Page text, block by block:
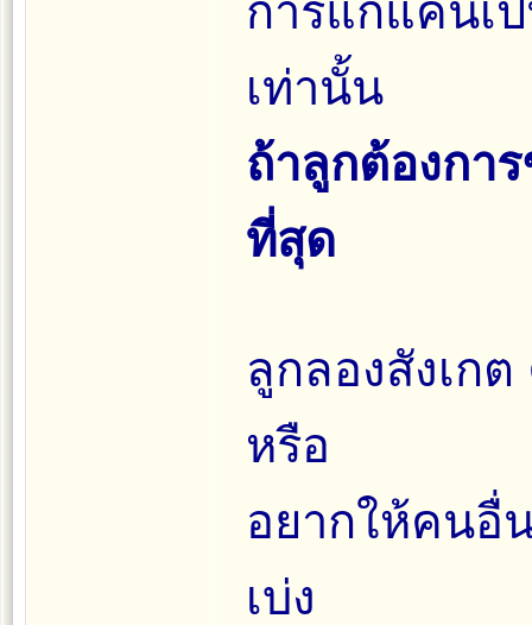
การแก้แค้นเ
เท่านั้น
ถ้าลูกต้องกา
ที่สุด
ลูกลองสังเก
หรือ
อยากให้คนอื่
เบ่ง